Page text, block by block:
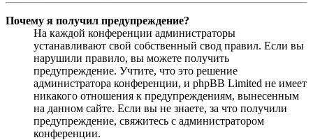
Почему я получил предупреждение?
На каждой конференции администраторы
устанавливают свой собственный свод правил. Если вы
нарушили правило, вы можете получить
предупреждение. Учтите, что это решение
администратора конференции, и phpBB Limited не имеет
никакого отношения к предупреждениям, вынесенным
на данном сайте. Если вы не знаете, за что получили
предупреждение, свяжитесь с администратором
конференции.